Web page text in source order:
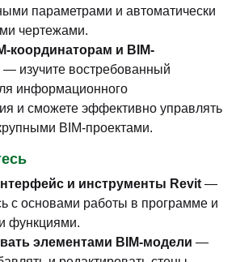
параметрами и автоматически
чертежами.
координаторам и BIM-
— изучите востребованный
информационного
и сможете эффективно управлять
BIM-проектами.
и инструменты Revit —
с основами работы в программе и
функциями.
элементами BIM-модели —